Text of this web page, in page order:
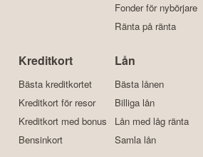
Fonder för nybörjare
Ränta på ränta
Kreditkort
Bästa kreditkortet
Kreditkort för resor
Kreditkort med bonus
Bensinkort
Lån
Bästa lånen
Billiga lån
Lån med låg ränta
Samla lån